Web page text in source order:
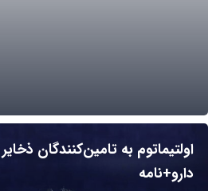
اولتیماتوم به تامین‌کنندگان
دارو+نامه